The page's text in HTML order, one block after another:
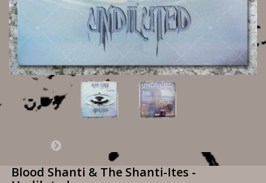
Blood Shanti & The Shanti-Ites -